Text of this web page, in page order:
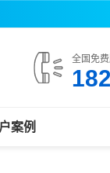
全国免费
案例